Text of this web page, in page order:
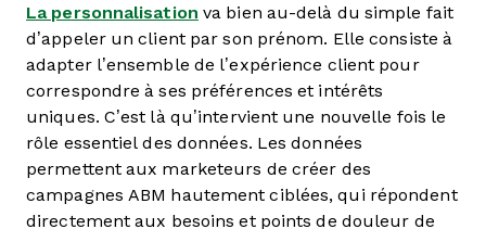
La personnalisation va bien au-delà du simple fait
d’appeler un client par son prénom. Elle consiste à
adapter l’ensemble de l’expérience client pour
correspondre à ses préférences et intérêts
uniques. C’est là qu’intervient une nouvelle fois le
rôle essentiel des données. Les données
permettent aux marketeurs de créer des
campagnes ABM hautement ciblées, qui répondent
directement aux besoins et points de douleur de